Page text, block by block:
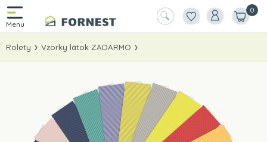
0
Rolety Vzorky látok ZADARMO